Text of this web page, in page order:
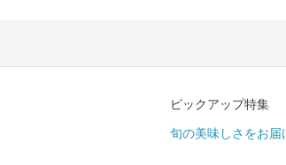
ピックアップ特集
旬の美味しさをお届